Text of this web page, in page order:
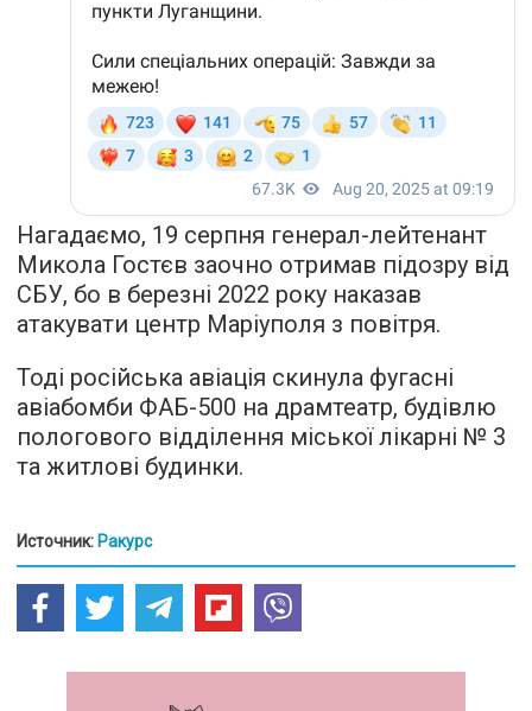
Нагадаємо, 19 серпня генерал-лейтенант
Микола Гостєв заочно отримав підозру від
СБУ, бо в березні 2022 року наказав
атакувати центр Маріуполя з повітря.
Тоді російська авіація скинула фугасні
авіабомби ФАБ-500 на драмтеатр, будівлю
пологового відділення міської лікарні № 3
та житлові будинки.
Источник: Ракурс